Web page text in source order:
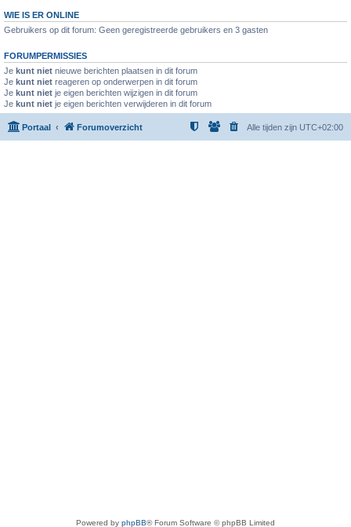
WIE IS ER ONLINE
Gebruikers op dit forum: Geen geregistreerde gebruikers en 3 gasten
FORUMPERMISSIES
Je kunt niet nieuwe berichten plaatsen in dit forum
Je kunt niet reageren op onderwerpen in dit forum
Je kunt niet je eigen berichten wijzigen in dit forum
Je kunt niet je eigen berichten verwijderen in dit forum
Portaal Forumoverzicht Alle tijden zijn UTC+02:00
Powered by phpBB® Forum Software © phpBB Limited